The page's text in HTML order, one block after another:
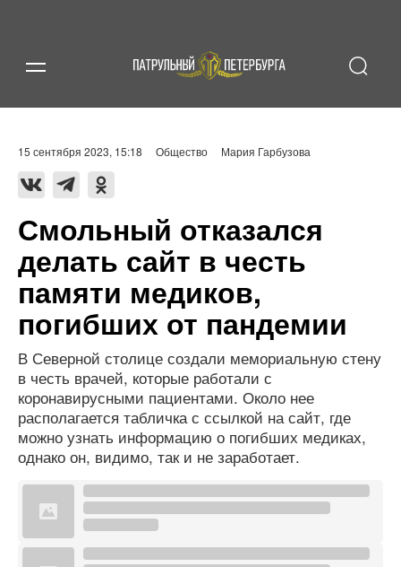
15 сентября 2023, 15:18 Общество Мария Гарбузова
Смольный отказался
делать сайт в честь
памяти медиков,
погибших от пандемии
В Северной столице создали мемориальную стену
в честь врачей, которые работали с
коронавирусными пациентами. Около нее
располагается табличка с ссылкой на сайт, где
можно узнать информацию о погибших медиках,
однако он, видимо, так и не заработает.